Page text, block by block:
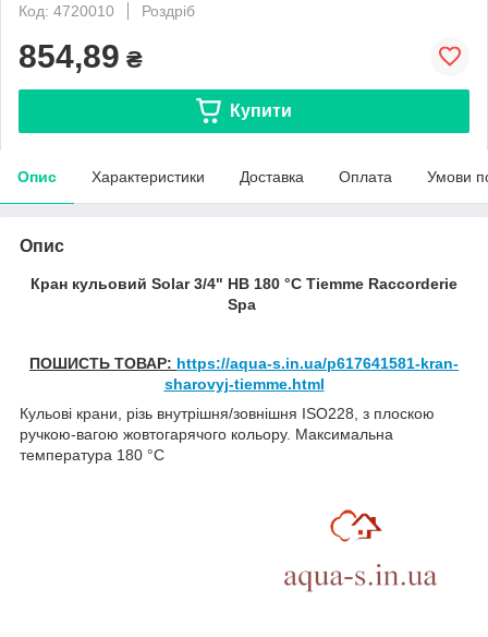
Код: 4720010
Роздріб
854,89 ₴
Купити
Опис Характеристики Доставка Оплата Умови
Опис
Кран кульовий Solar 3/4" НВ 180 °C Tiemme Raccorderie
Spa
ПОШИСТЬ ТОВАР: https://aqua-s.in.ua/p617641581-kran-
sharovyj-tiemme.html
Кульові крани, різь внутрішня/зовнішня ISO228, з плоскою
ручкою-вагою жовтогарячого кольору. Максимальна
температура 180 °C